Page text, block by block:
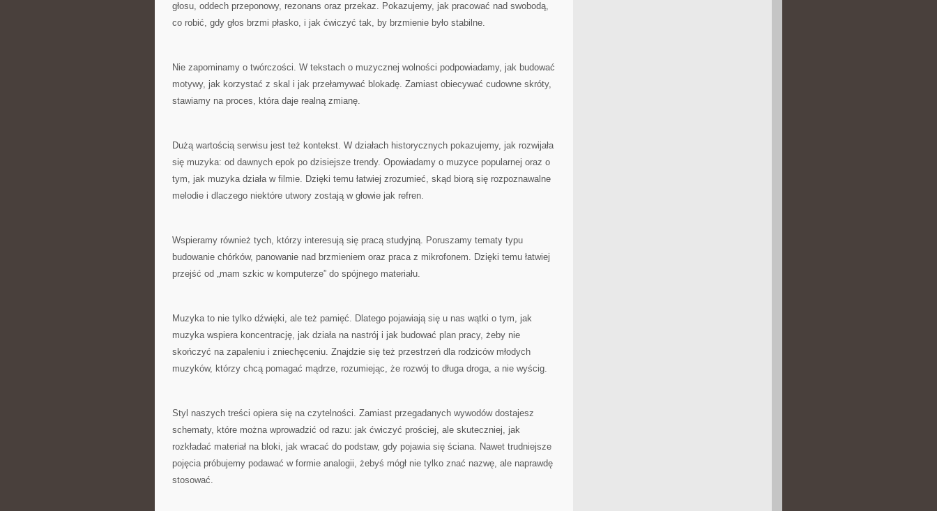
głosu, oddech przeponowy, rezonans oraz przekaz. Pokazujemy, jak pracować nad swobodą,
co robić, gdy głos brzmi płasko, i jak ćwiczyć tak, by brzmienie było stabilne.
Nie zapominamy o twórczości. W tekstach o muzycznej wolności podpowiadamy, jak budować
motywy, jak korzystać z skal i jak przełamywać blokadę. Zamiast obiecywać cudowne skróty,
stawiamy na proces, która daje realną zmianę.
Dużą wartością serwisu jest też kontekst. W działach historycznych pokazujemy, jak rozwijała
się muzyka: od dawnych epok po dzisiejsze trendy. Opowiadamy o muzyce popularnej oraz o
tym, jak muzyka działa w filmie. Dzięki temu łatwiej zrozumieć, skąd biorą się rozpoznawalne
melodie i dlaczego niektóre utwory zostają w głowie jak refren.
Wspieramy również tych, którzy interesują się pracą studyjną. Poruszamy tematy typu
budowanie chórków, panowanie nad brzmieniem oraz praca z mikrofonem. Dzięki temu łatwiej
przejść od „mam szkic w komputerze” do spójnego materiału.
Muzyka to nie tylko dźwięki, ale też pamięć. Dlatego pojawiają się u nas wątki o tym, jak
muzyka wspiera koncentrację, jak działa na nastrój i jak budować plan pracy, żeby nie
skończyć na zapaleniu i zniechęceniu. Znajdzie się też przestrzeń dla rodziców młodych
muzyków, którzy chcą pomagać mądrze, rozumiejąc, że rozwój to długa droga, a nie wyścig.
Styl naszych treści opiera się na czytelności. Zamiast przegadanych wywodów dostajesz
schematy, które można wprowadzić od razu: jak ćwiczyć prościej, ale skuteczniej, jak
rozkładać materiał na bloki, jak wracać do podstaw, gdy pojawia się ściana. Nawet trudniejsze
pojęcia próbujemy podawać w formie analogii, żebyś mógł nie tylko znać nazwę, ale naprawdę
stosować.